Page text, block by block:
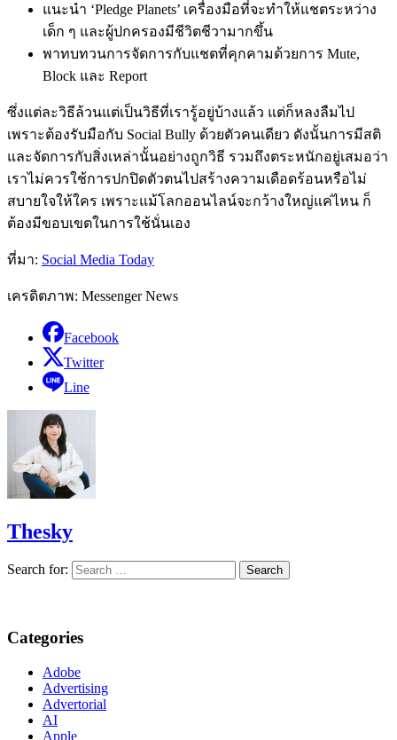
แนะนำ ‘Pledge Planets’ เครื่องมือที่จะทำให้แชตระหว่าง
เด็ก ๆ และผู้ปกครองมีชีวิตชีวามากขึ้น
พาทบทวนการจัดการกับแชตที่คุกคามด้วยการ Mute,
Block และ Report
ซึ่งแต่ละวิธีล้วนแต่เป็นวิธีที่เรารู้อยู่บ้างแล้ว แต่ก็หลงลืมไป
เพราะต้องรับมือกับ Social Bully ด้วยตัวคนเดียว ดังนั้นการมีสติ
และจัดการกับสิ่งเหล่านั้นอย่างถูกวิธี รวมถึงตระหนักอยู่เสมอว่า
เราไม่ควรใช้การปกปิดตัวตนไปสร้างความเดือดร้อนหรือไม่
สบายใจให้ใคร เพราะแม้โลกออนไลน์จะกว้างใหญ่แค่ไหน ก็
ต้องมีขอบเขตในการใช้นั่นเอง
ที่มา: Social Media Today
เครดิตภาพ: Messenger News
Facebook
Twitter
Line
Thesky
Search for:
Categories
Adobe
Advertising
Advertorial
AI
Apple